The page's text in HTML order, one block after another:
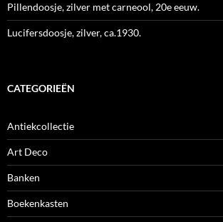
Pillendoosje, zilver met carneool, 20e eeuw.
Lucifersdoosje, zilver, ca.1930.
CATEGORIEËN
Antiekcollectie
Art Deco
Banken
Boekenkasten